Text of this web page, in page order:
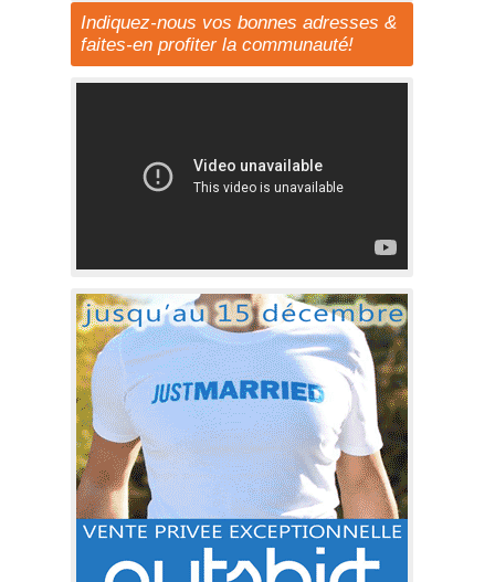
Indiquez-nous vos bonnes adresses &
faites-en profiter la communauté!